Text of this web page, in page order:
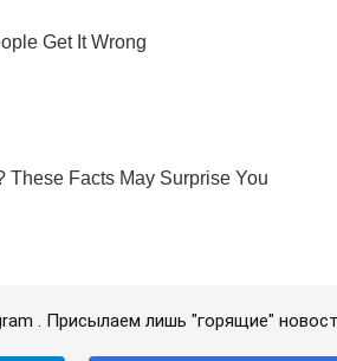
. Присылаем лишь "горящие"